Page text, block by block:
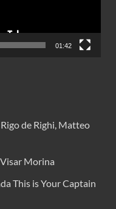
01:42
de Righi, Matteo
Morina
This is Your Captain